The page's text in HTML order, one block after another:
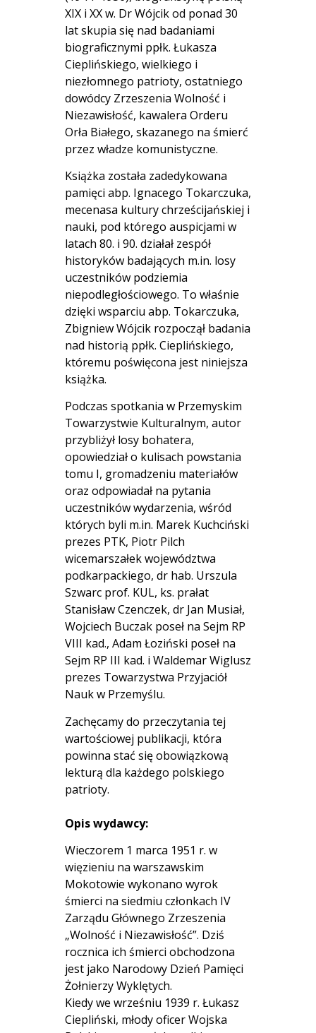
XIX i XX w. Dr Wójcik od ponad 30
lat skupia się nad badaniami
biograficznymi ppłk. Łukasza
Cieplińskiego, wielkiego i
niezłomnego patrioty, ostatniego
dowódcy Zrzeszenia Wolność i
Niezawisłość, kawalera Orderu
Orła Białego, skazanego na śmierć
przez władze komunistyczne.
Książka została zadedykowana
pamięci abp. Ignacego Tokarczuka,
mecenasa kultury chrześcijańskiej i
nauki, pod którego auspicjami w
latach 80. i 90. działał zespół
historyków badających m.in. losy
uczestników podziemia
niepodległościowego. To właśnie
dzięki wsparciu abp. Tokarczuka,
Zbigniew Wójcik rozpoczął badania
nad historią ppłk. Cieplińskiego,
któremu poświęcona jest niniejsza
książka.
Podczas spotkania w Przemyskim
Towarzystwie Kulturalnym, autor
przybliżył losy bohatera,
opowiedział o kulisach powstania
tomu I, gromadzeniu materiałów
oraz odpowiadał na pytania
uczestników wydarzenia, wśród
których byli m.in. Marek Kuchciński
prezes PTK, Piotr Pilch
wicemarszałek województwa
podkarpackiego, dr hab. Urszula
Szwarc prof. KUL, ks. prałat
Stanisław Czenczek, dr Jan Musiał,
Wojciech Buczak poseł na Sejm RP
VIII kad., Adam Łoziński poseł na
Sejm RP III kad. i Waldemar Wiglusz
prezes Towarzystwa Przyjaciół
Nauk w Przemyślu.
Zachęcamy do przeczytania tej
wartościowej publikacji, która
powinna stać się obowiązkową
lekturą dla każdego polskiego
patrioty.
Opis wydawcy:
Wieczorem 1 marca 1951 r. w
więzieniu na warszawskim
Mokotowie wykonano wyrok
śmierci na siedmiu członkach IV
Zarządu Głównego Zrzeszenia
„Wolność i Niezawisłość”. Dziś
rocznica ich śmierci obchodzona
jest jako Narodowy Dzień Pamięci
Żołnierzy Wyklętych.
Kiedy we wrześniu 1939 r. Łukasz
Ciepliński, młody oficer Wojska